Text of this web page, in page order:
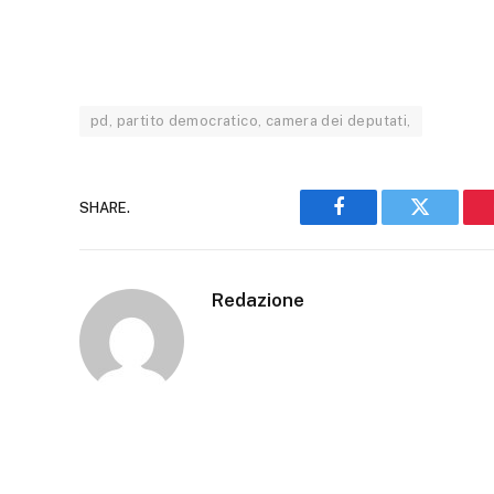
pd, partito democratico, camera dei deputati,
SHARE.
Facebook Twitter
Redazione